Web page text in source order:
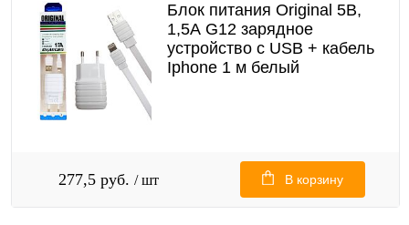
Блок питания Original 5В,
1,5А G12 зарядное
устройство с USB + кабель
Iphone 1 м белый
277,5 руб. / шт В корзину